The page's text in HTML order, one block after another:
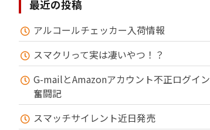
最近の投稿
アルコールチェッカー入荷情報
スマクリって実は凄いやつ！？
G-mailとAmazonアカウント不正ログイン
奮闘記
スマッチサイレント近日発売